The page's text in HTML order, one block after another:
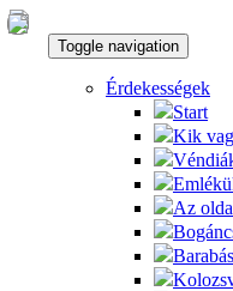
Toggle navigation
Érdekességek
Start
Kik
Az